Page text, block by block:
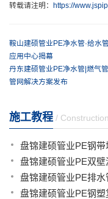
转载请注明： https://
鞍山建硕管业PE净水管·给水
应用中心揭幕
丹东建硕管业PE净水管|燃气
管网解决方案发布
施工教程 /
盘锦建硕管业PE钢
盘锦建硕管业PE双
盘锦建硕管业PE排水
盘锦建硕管业PE钢塑